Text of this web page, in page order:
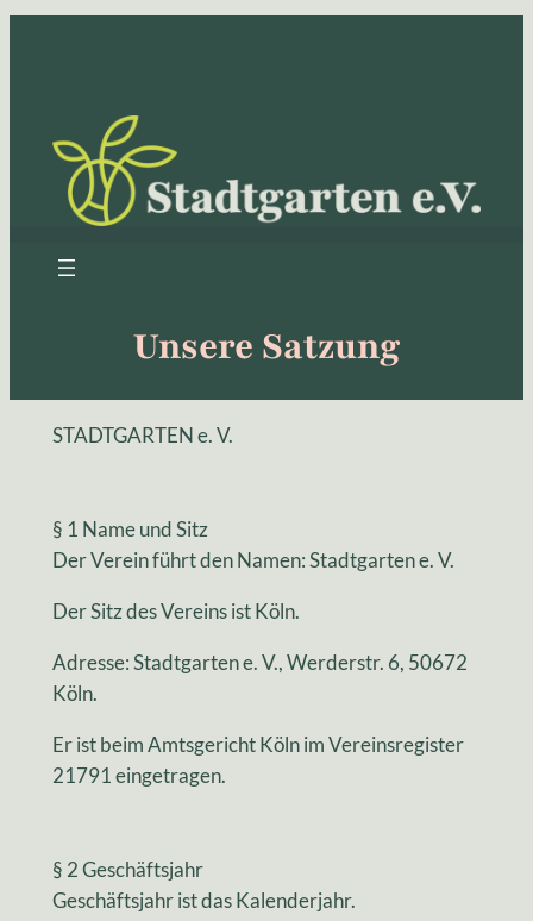
Unsere Satzung
STADTGARTEN e. V.
§ 1 Name und Sitz
Der Verein führt den Namen: Stadtgarten e. V.
Der Sitz des Vereins ist Köln.
Adresse: Stadtgarten e. V., Werderstr. 6, 50672
Köln.
Er ist beim Amtsgericht Köln im Vereinsregister
21791 eingetragen.
§ 2 Geschäftsjahr
Geschäftsjahr ist das Kalenderjahr.